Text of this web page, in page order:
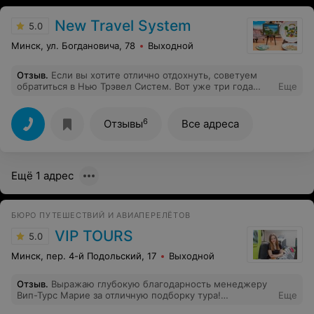
5.0 New Travel System
Минск, ул. Богдановича, 78 Выходной
Отзыв. Если вы хотите отлично отдохнуть, советуем
обратиться в Нью Трэвел Систем. Вот уже три года
она даже лучше нас самих знает, где и как нам будет
хорошо отдыхать. Имели опыт работы с другими
туристическими компаниями, но здесь все безупречно.
Спасибо огромное за организацию нашего отдыха и
Еще
Отзывы6 Все адреса
Ещё 1 адрес
БЮРО ПУТЕШЕСТВИЙ И АВИАПЕРЕЛЁТОВ
5.0 VIP TOURS
Минск, пер. 4-й Подольский, 17 Выходной
Отзыв. Выражаю глубокую благодарность менеджеру
Вип-Турс Марие за отличную подборку тура!
Еще